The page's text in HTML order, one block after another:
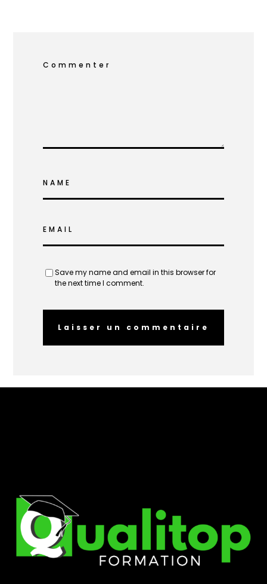
Commenter
NAME
EMAIL
Save my name and email in this browser for
the next time I comment.